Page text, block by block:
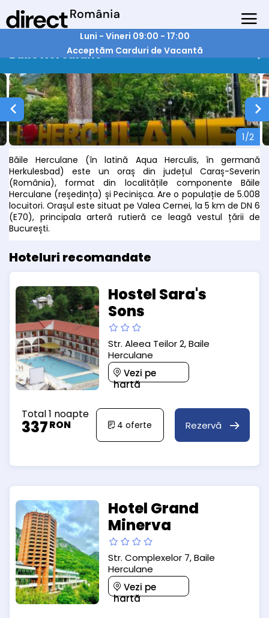
Luni - Vineri 09:00 - 17:00
Acceptăm Carduri de Vacantă
Baile Herculane
Băile Herculane (în latină Aqua Herculis, în germană
Herkulesbad) este un oraș din județul Caraș-Severin
(România), format din localitățile componente Băile
Herculane (reședința) și Pecinișca. Are o populație de 5.008
locuitori. Orașul este situat pe Valea Cernei, la 5 km de DN 6
(E70), principala arteră rutieră ce leagă vestul țării de
București.
Hoteluri recomandate
Hostel Sara's
Sons
Str. Aleea Teilor 2, Baile
Herculane
Vezi pe
hartă
Total 1 noapte
337RON 4 oferte Rezervă
Hotel Grand
Minerva
Str. Complexelor 7, Baile
Herculane
Vezi pe
hartă